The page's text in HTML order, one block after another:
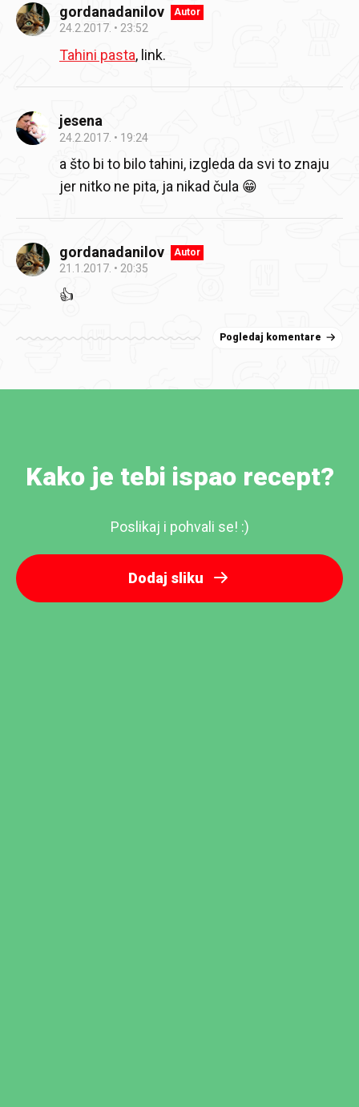
gordanadanilov Autor
24.2.2017. 23:52
Tahini pasta, link.
jesena
24.2.2017. 19:24
a što bi to bilo tahini, izgleda da svi to znaju
jer nitko ne pita, ja nikad čula 😁
gordanadanilov Autor
21.1.2017. 20:35
👍
Pogledaj komentare
Kako je tebi ispao recept?
Poslikaj i pohvali se! :)
Dodaj sliku